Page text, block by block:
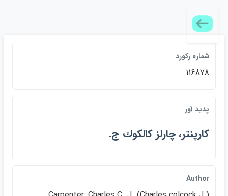
شماره ركورد
116878
پديد آور
كارپنتر، چارلز كالكوك ج.
Author